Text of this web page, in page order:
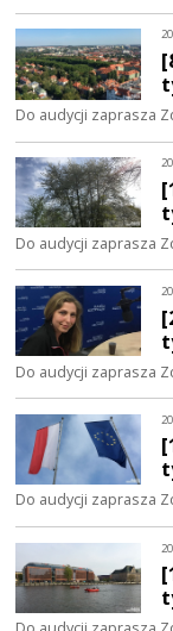
Do audycji zaprasza
Do audycji zaprasza
Do audycji zaprasza
Do audycji zaprasza